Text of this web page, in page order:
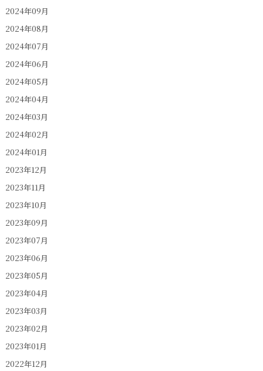
2024年09月
2024年08月
2024年07月
2024年06月
2024年05月
2024年04月
2024年03月
2024年02月
2024年01月
2023年12月
2023年11月
2023年10月
2023年09月
2023年07月
2023年06月
2023年05月
2023年04月
2023年03月
2023年02月
2023年01月
2022年12月